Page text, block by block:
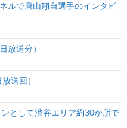
ルで唐山翔自選手のインタビ
放送分）
送回）
として渋谷エリア約30か所で